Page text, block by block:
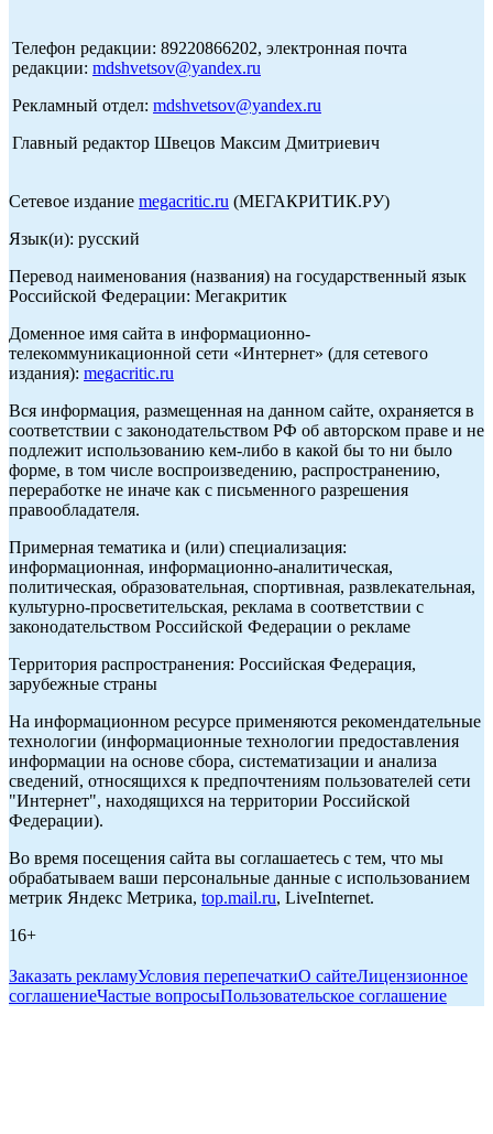
Телефон редакции: 89220866202, электронная почта
редакции: mdshvetsov@yandex.ru
Рекламный отдел: mdshvetsov@yandex.ru
Главный редактор Швецов Максим Дмитриевич
Сетевое издание megacritic.ru (МЕГАКРИТИК.РУ)
Язык(и): русский
Перевод наименования (названия) на государственный язык
Российской Федерации: Мегакритик
Доменное имя сайта в информационно-
телекоммуникационной сети «Интернет» (для сетевого
издания): megacritic.ru
Вся информация, размещенная на данном сайте, охраняется в
соответствии с законодательством РФ об авторском праве и не
подлежит использованию кем-либо в какой бы то ни было
форме, в том числе воспроизведению, распространению,
переработке не иначе как с письменного разрешения
правообладателя.
Примерная тематика и (или) специализация:
информационная, информационно-аналитическая,
политическая, образовательная, спортивная, развлекательная,
культурно-просветительская, реклама в соответствии с
законодательством Российской Федерации о рекламе
Территория распространения: Российская Федерация,
зарубежные страны
На информационном ресурсе применяются рекомендательные
технологии (информационные технологии предоставления
информации на основе сбора, систематизации и анализа
сведений, относящихся к предпочтениям пользователей сети
"Интернет", находящихся на территории Российской
Федерации).
Во время посещения сайта вы соглашаетесь с тем, что мы
обрабатываем ваши персональные данные с использованием
метрик Яндекс Метрика, top.mail.ru, LiveInternet.
16+
Заказать рекламуУсловия перепечаткиО сайтеЛицензионное
соглашениеЧастые вопросыПользовательское соглашение